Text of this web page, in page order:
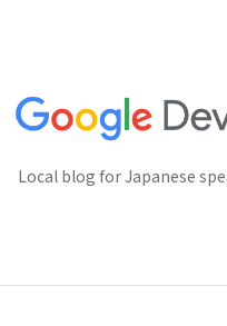
Local blog for Japanese